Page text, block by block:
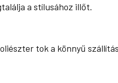
a stílusához illőt.
tok a könnyű